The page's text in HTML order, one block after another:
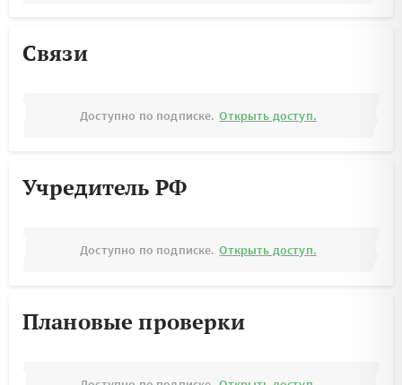
Связи
Доступно по подписке. Открыть доступ.
Учредитель РФ
Доступно по подписке. Открыть доступ.
Плановые проверки